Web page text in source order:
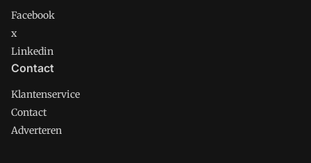
Facebook
x
Linkedin
Contact
Klantenservice
Contact
Adverteren